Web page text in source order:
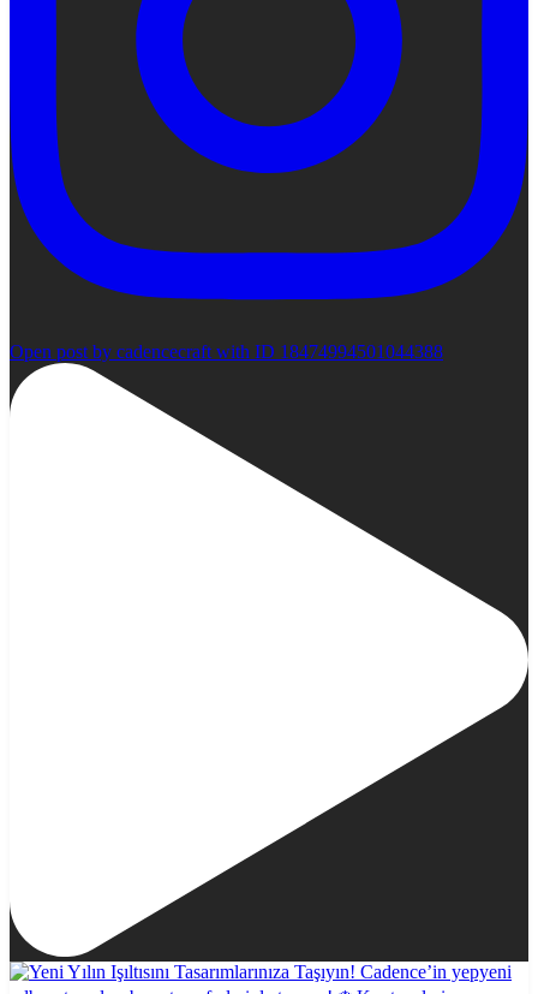
Open post by cadencecraft with ID 18474994501044388